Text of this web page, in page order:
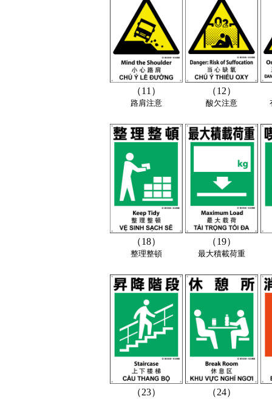
（11）
路肩注意
（12）
酸欠注意
（18）
整理整頓
（19）
最大積載荷重
（23） （24）